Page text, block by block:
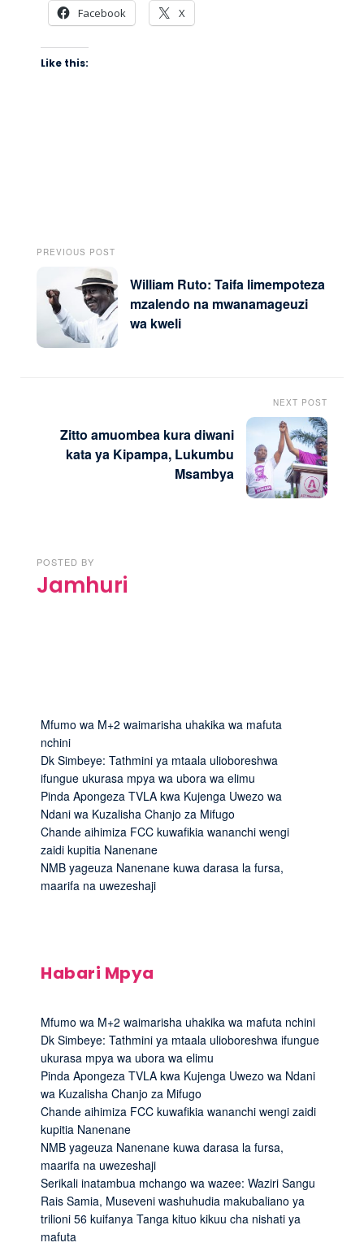
Facebook X
Like this:
PREVIOUS POST
William Ruto: Taifa limempoteza
mzalendo na mwanamageuzi
wa kweli
NEXT POST
Zitto amuombea kura diwani
kata ya Kipampa, Lukumbu
Msambya
POSTED BY
Jamhuri
Mfumo wa M+2 waimarisha uhakika wa mafuta
nchini
Dk Simbeye: Tathmini ya mtaala ulioboreshwa
ifungue ukurasa mpya wa ubora wa elimu
Pinda Apongeza TVLA kwa Kujenga Uwezo wa
Ndani wa Kuzalisha Chanjo za Mifugo
Chande aihimiza FCC kuwafikia wananchi wengi
zaidi kupitia Nanenane
NMB yageuza Nanenane kuwa darasa la fursa,
maarifa na uwezeshaji
Habari Mpya
Mfumo wa M+2 waimarisha uhakika wa mafuta nchini
Dk Simbeye: Tathmini ya mtaala ulioboreshwa ifungue
ukurasa mpya wa ubora wa elimu
Pinda Apongeza TVLA kwa Kujenga Uwezo wa Ndani
wa Kuzalisha Chanjo za Mifugo
Chande aihimiza FCC kuwafikia wananchi wengi zaidi
kupitia Nanenane
NMB yageuza Nanenane kuwa darasa la fursa,
maarifa na uwezeshaji
Serikali inatambua mchango wa wazee: Waziri Sangu
Rais Samia, Museveni washuhudia makubaliano ya
trilioni 56 kuifanya Tanga kituo kikuu cha nishati ya
mafuta